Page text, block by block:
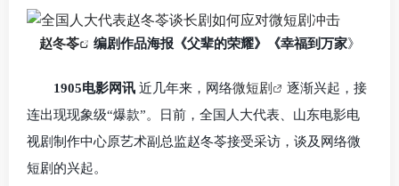
赵冬苓 编剧作品海报《父辈的荣耀》《幸福到万家》
1905电影网讯 近几年来，网络微短剧
逐渐兴起，接
连出现现象级“爆款”。日前，全国人大代表、山东电影电
视剧制作中心原艺术副总监赵冬苓接受采访，谈及网络微
短剧的兴起。